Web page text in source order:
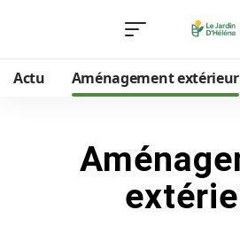
Actu Aménagement extérieur